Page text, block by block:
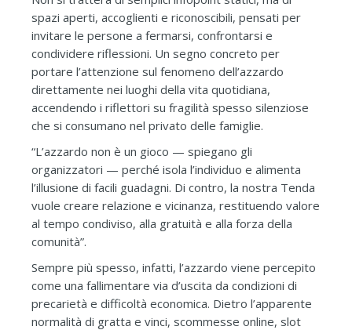
spazi aperti, accoglienti e riconoscibili, pensati per
invitare le persone a fermarsi, confrontarsi e
condividere riflessioni. Un segno concreto per
portare l’attenzione sul fenomeno dell’azzardo
direttamente nei luoghi della vita quotidiana,
accendendo i riflettori su fragilità spesso silenziose
che si consumano nel privato delle famiglie.
“L’azzardo non è un gioco — spiegano gli
organizzatori — perché isola l’individuo e alimenta
l’illusione di facili guadagni. Di contro, la nostra Tenda
vuole creare relazione e vicinanza, restituendo valore
al tempo condiviso, alla gratuità e alla forza della
comunità”.
Sempre più spesso, infatti, l’azzardo viene percepito
come una fallimentare via d’uscita da condizioni di
precarietà e difficoltà economica. Dietro l’apparente
normalità di gratta e vinci, scommesse online, slot